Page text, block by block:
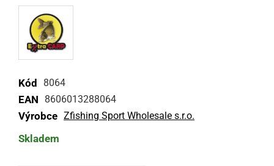
Kód 8064
EAN 8606013288064
Výrobce Zfishing Sport Wholesale s.r.o.
Skladem